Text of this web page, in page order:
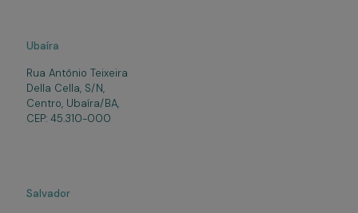
Ubaíra
Rua Antônio Teixeira
Della Cella, S/N,
Centro, Ubaíra/BA,
CEP: 45.310-000
Salvador